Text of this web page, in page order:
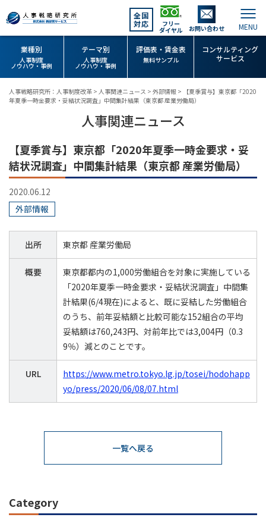
全国
対応
フリー
ダイヤル お問い合わせ
業種別
人事制度
ノウハウ・事例
テーマ別
人事制度
ノウハウ・事例
評価表・賃金表
無料サンプル
コンサルティング
サービス
人事戦略研究所：人事制度改革 > 人事関連ニュース > 外部情報 >
【夏季賞与】東京都「2020
年夏季一時金要求・妥結状況調査」中間集計結果（東京都 産業労働局）
人事関連ニュース
【夏季賞与】東京都「2020年夏季一時金要求・妥
結状況調査」中間集計結果（東京都 産業労働局）
2020.06.12
外部情報
出所 東京都 産業労働局
概要
東京都都内の1,000労働組合を対象に実施している
「2020年夏季一時金要求・妥結状況調査」中間集
計結果(6/4現在)によると、既に妥結した労働組合
のうち、前年妥結額と比較可能な152組合の平均
妥結額は760,243円、対前年比では3,004円（0.3
9％）減とのことです。
URL
https://www.metro.tokyo.lg.jp/tosei/hodohapp
yo/press/2020/06/08/07.html
一覧へ戻る
Category